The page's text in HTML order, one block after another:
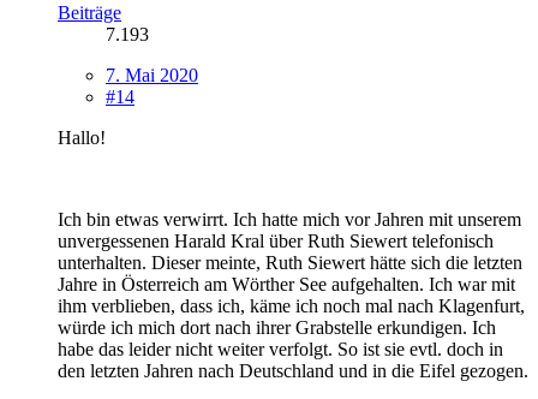
Beiträge
7.193
7. Mai 2020
#14
Hallo!
Ich bin etwas verwirrt. Ich hatte mich vor Jahren mit unserem
unvergessenen Harald Kral über Ruth Siewert telefonisch
unterhalten. Dieser meinte, Ruth Siewert hätte sich die letzten
Jahre in Österreich am Wörther See aufgehalten. Ich war mit
ihm verblieben, dass ich, käme ich noch mal nach Klagenfurt,
würde ich mich dort nach ihrer Grabstelle erkundigen. Ich
habe das leider nicht weiter verfolgt. So ist sie evtl. doch in
den letzten Jahren nach Deutschland und in die Eifel gezogen.